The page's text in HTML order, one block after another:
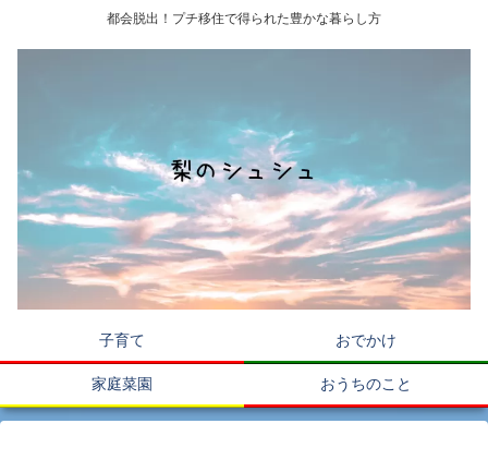
都会脱出！プチ移住で得られた豊かな暮らし方
子育て おでかけ
家庭菜園 おうちのこと